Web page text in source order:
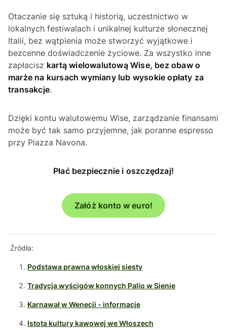
Otaczanie się sztuką i historią, uczestnictwo w
lokalnych festiwalach i unikalnej kulturze słonecznej
Italii, bez wątpienia może stworzyć wyjątkowe i
bezcenne doświadczenie życiowe. Za wszystko inne
zapłacisz kartą wielowalutową Wise, bez obaw o
marże na kursach wymiany lub wysokie opłaty za
transakcje.
Dzięki kontu walutowemu Wise, zarządzanie finansami
może być tak samo przyjemne, jak poranne espresso
przy Piazza Navona.
Płać bezpiecznie i oszczędzaj!
Załóż konto w euro!
Źródła:
Podstawa prawna włoskiej siesty
Tradycja wyścigów konnych Palio w Sienie
Karnawał w Wenecji - informacje
Istota kultury kawowej we Włoszech